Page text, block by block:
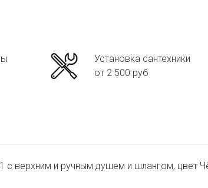
Установка сантехники
от 2 500 руб
с верхним и ручным душем и шлангом, цвет